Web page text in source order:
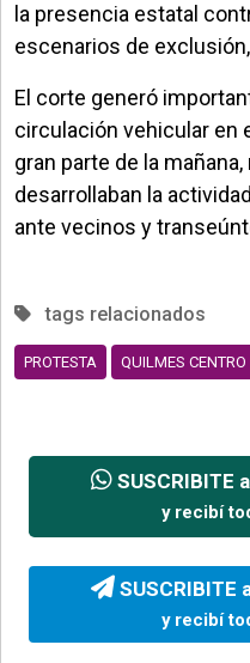
la presencia estatal
escenarios de
El corte generó
circulación vehicular en
gran parte de la
desarrollaban la
ante vecinos y
tags relacionados
PROTESTA QUILMES CENTRO
SUSCRIBITE
y recibí
SUSCRIBITE
y recibí